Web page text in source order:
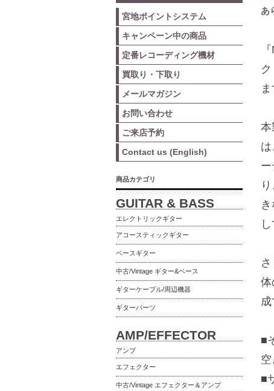
あ
ま
本
体
■
空
■
宮地ポイントシステム
キャンペーン中の商品
定番レコーディング機材
買取り・下取り
メールマガジン
お問い合わせ
ご来店予約
Contact us (English)
商品カテゴリ
GUITAR & BASS
エレクトリックギター
アコースティックギター
ベースギター
中古/Vintage ギター&ベース
ギターケーブル/周辺機器
ギターパーツ
AMP/EFFECTOR
アンプ
エフェクター
中古/Vintage エフェクター＆アンプ